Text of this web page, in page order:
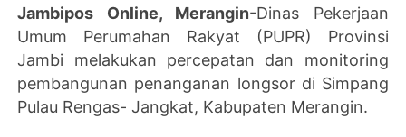
Jambipos Online, Merangin-Dinas Pekerjaan
Umum Perumahan Rakyat (PUPR) Provinsi
Jambi melakukan percepatan dan monitoring
pembangunan penanganan longsor di Simpang
Pulau Rengas- Jangkat, Kabupaten Merangin.